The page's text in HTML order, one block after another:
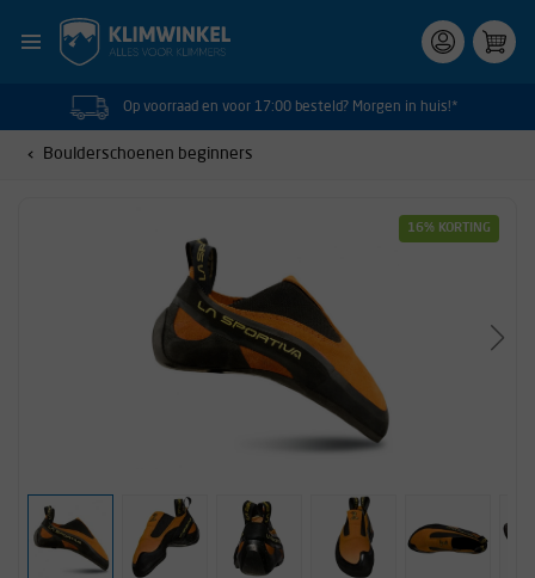
Op voorraad en voor 17:00 besteld? Morgen in huis!*
Boulderschoenen beginners
16% KORTING